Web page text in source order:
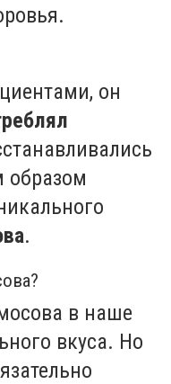
он
образом
.
в наше
вкуса. Но